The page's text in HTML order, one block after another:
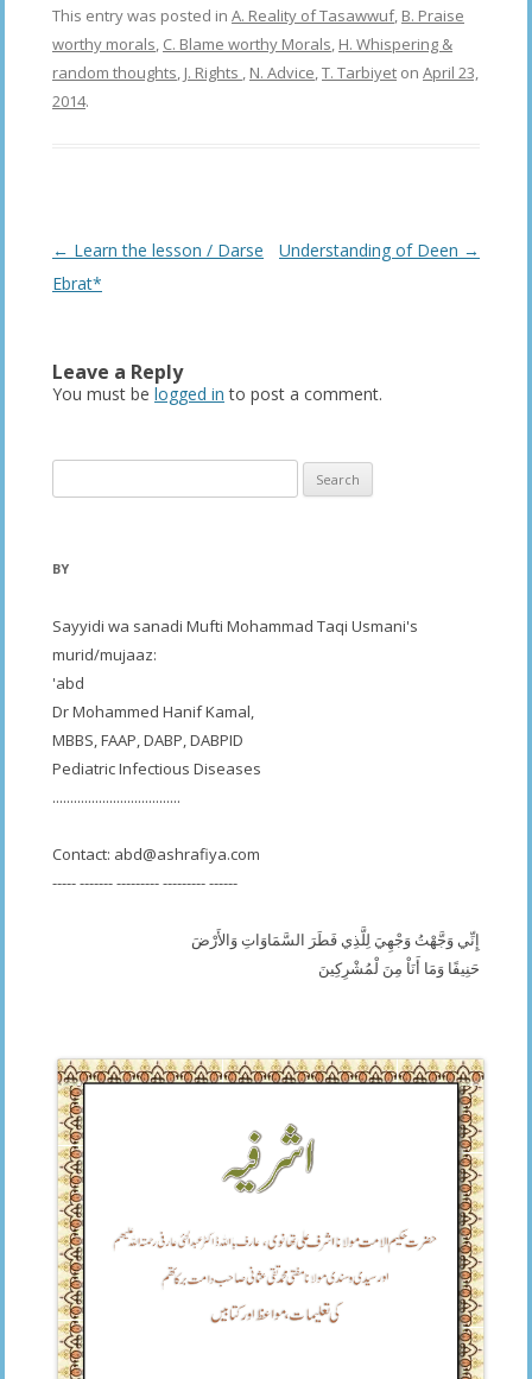
This entry was posted in A. Reality of Tasawwuf, B. Praise
worthy morals, C. Blame worthy Morals, H. Whispering &
random thoughts, J. Rights , N. Advice,T. Tarbiyet on April 23,
2014.
Post
navigation
← Learn the lesson / Darse
Ebrat*
Understanding of Deen →
Leave a Reply
You must be logged in to post a comment.
for:
BY
Sayyidi wa sanadi Mufti Mohammad Taqi Usmani's
murid/mujaaz:
'abd
Dr Mohammed Hanif Kamal,
MBBS, FAAP, DABP, DABPID
Pediatric Infectious Diseases
....................................
Contact: abd@ashrafiya.com
----- ------- --------- --------- ------
إِنِّي وَجَّهْتُ وَجْهِيَ لِلَّذِي فَطَرَ السَّمَاوَاتِ وَالأَرْضَ
حَنِيفًا وَمَا أَنَاْ مِنَ لْمُشْرِكِينَ